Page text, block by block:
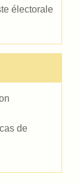
électorale
de